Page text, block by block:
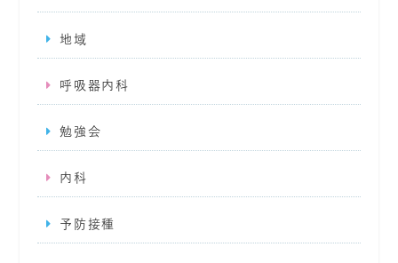
地域
呼吸器内科
勉強会
内科
予防接種